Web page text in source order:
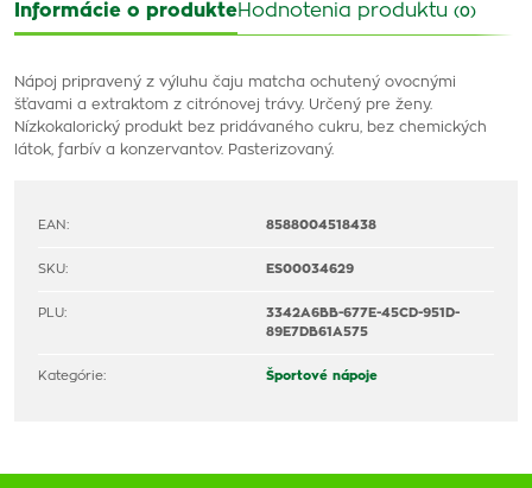
Informácie o produkteHodnotenia produktu (0)
Nápoj pripravený z výluhu čaju matcha ochutený ovocnými
šťavami a extraktom z citrónovej trávy. Určený pre ženy.
Nízkokalorický produkt bez pridávaného cukru, bez chemických
látok, farbív a konzervantov. Pasterizovaný.
EAN: 8588004518438
SKU: ES00034629
PLU:
3342A6BB-677E-45CD-951D-
89E7DB61A575
Kategórie: Športové nápoje